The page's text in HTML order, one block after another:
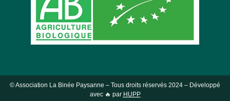
© Association La Binée Paysanne – Tous droits réservés 2024 – Développé
avec 🔥 par HUPP